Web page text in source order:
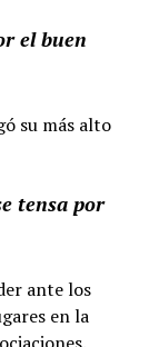
el buen
su más alto
tensa por
ante los
en la